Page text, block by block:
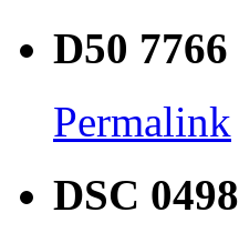
D50 7766
Permalink
DSC 0498